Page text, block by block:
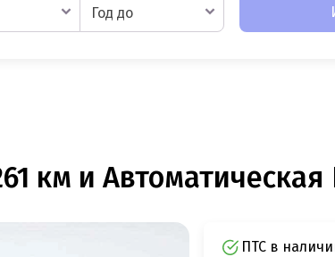
Год до
км и Автоматическая
ПТС в